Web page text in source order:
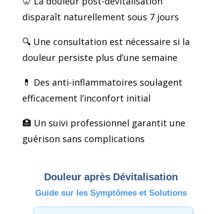
disparaît naturellement sous 7 jours
🔍 Une consultation est nécessaire si la
douleur persiste plus d’une semaine
💊 Des anti-inflammatoires soulagent
efficacement l’inconfort initial
🏥 Un suivi professionnel garantit une
guérison sans complications
Douleur après Dévitalisation
Guide sur les Symptômes et Solutions